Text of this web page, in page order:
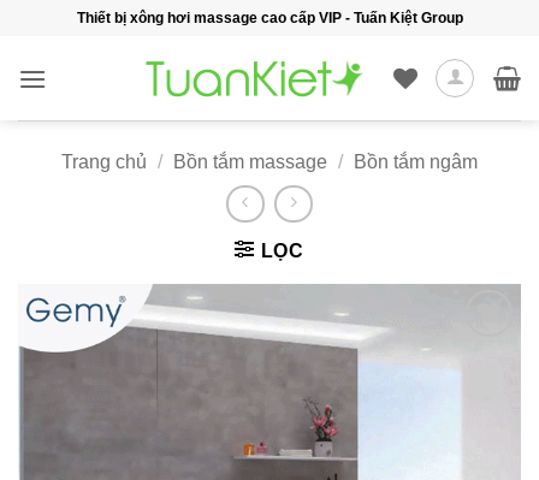
nội
Thiết bị xông hơi massage cao cấp VIP - Tuấn Kiệt Group
Trang chủ / Bồn tắm massage / Bồn tắm ngâm
LỌC